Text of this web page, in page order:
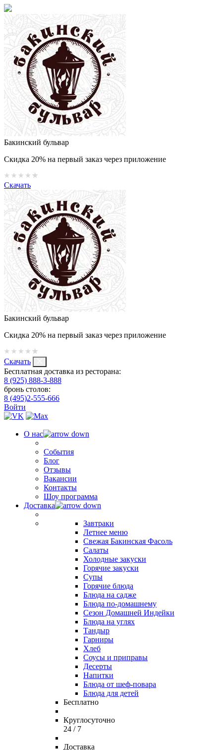
Бакинский бульвар
Скидка 20% на первый заказ через приложение
Скачать
Бакинский бульвар
Скидка 20% на первый заказ через приложение
Скачать
Бесплатная доставка из ресторана:
8 (925) 888-3-888
бронь столов:
8 (495)2-555-666
Войти
О нас
События
Блог
Отзывы
Вакансии
Контакты
Шоу программа
Доставка
Завтраки
Летнее меню
Свежая Бакинская Фасоль
Салаты
Холодные закуски
Горячие закуски
Супы
Горячие блюда
Блюда на садже
Блюда по-домашнему
Сезон Домашней Индейки
Блюда на углях
Тандыр
Гарниры
Хлеб
Соусы и приправы
Десерты
Напитки
Блюда от шеф-повара
Блюда для детей
Бесплатно
Круглосуточно
24 / 7
Доставка